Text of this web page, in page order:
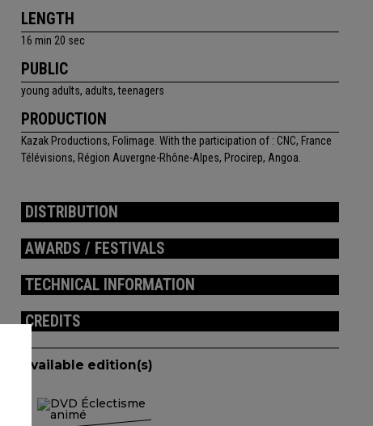
LENGTH
16 min 20 sec
PUBLIC
young adults, adults, teenagers
PRODUCTION
Kazak Productions, Folimage. With the participation of : CNC, France
Télévisions, Région Auvergne-Rhône-Alpes, Procirep, Angoa.
DISTRIBUTION
AWARDS / FESTIVALS
TECHNICAL INFORMATION
CREDITS
Available edition(s)